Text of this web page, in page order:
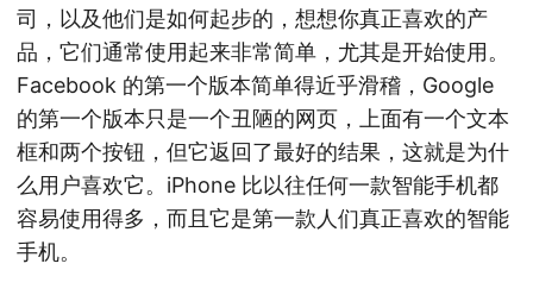
司，以及他们是如何起步的，想想你真正喜欢的产
品，它们通常使用起来非常简单，尤其是开始使用。
Facebook 的第一个版本简单得近乎滑稽，Google
的第一个版本只是一个丑陋的网页，上面有一个文本
框和两个按钮，但它返回了最好的结果，这就是为什
么用户喜欢它。iPhone 比以往任何一款智能手机都
容易使用得多，而且它是第一款人们真正喜欢的智能
手机。